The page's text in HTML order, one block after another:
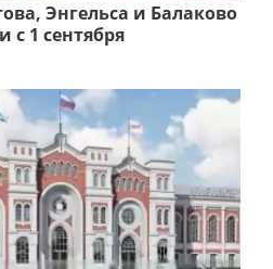
Энгельса и Балаково
с 1 сентября